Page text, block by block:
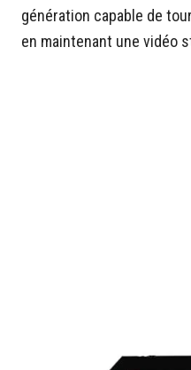
génération capable de
en maintenant une vidéo